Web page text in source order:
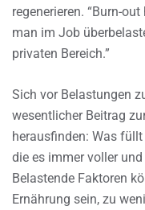
regenerieren. “Burn-
man im Job
privaten Bereich.”
Sich vor Belastungen
wesentlicher Beitrag
herausfinden: Was
die es immer voller
Belastende Faktoren
Ernährung sein, zu